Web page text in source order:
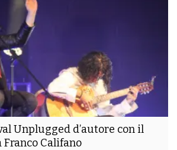
Unplugged d’autore con il
Franco Califano